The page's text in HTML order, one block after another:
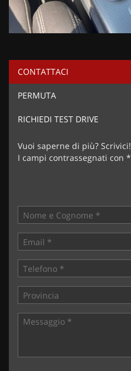
CONTATTACI
PERMUTA
RICHIEDI TEST DRIVE
Vuoi saperne di più? Scrivici!
I campi contrassegnati con